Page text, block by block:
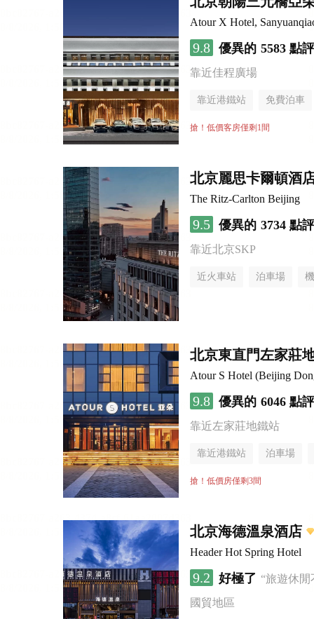
Atour X Hotel,
9.8 優異的 5583 點評
靠近佳程廣場
靠近港鐵站 免費泊車
行李寄存服務
搶！低價客房僅剩1間
北京麗思卡爾頓酒
The Ritz-Carlton Beijing
9.5 優異的 3734 點評
靠近北京SKP
近火車站 泊車場
北京東直門左家莊
Atour S Hotel (Beijing
9.8 優異的 6046 點評
靠近左家莊地鐵站
靠近港鐵站 泊車場
搶！低價房僅剩3間
北京海德溫泉酒店
Header Hot Spring Hotel
9.2 好極了 “旅遊休閒
國貿地區